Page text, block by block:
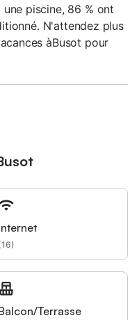
piscine, 86 % ont
N'attendez plus
àBusot pour
16)
Terrasse